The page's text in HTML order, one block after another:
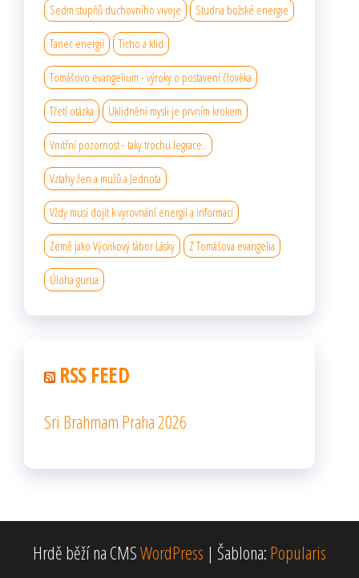
Sedm stupňů duchovního vıvoje Studna božské energie
Tanec energií Ticho a klid
Tomášovo evangelium - výroky o postavení člověka
Třetí otázka Uklidnění mysli je prvním krokem
Vnitřní pozornost - taky trochu legrace..
Vztahy žen a mužů a Jednota
Vždy musí dojít k vyrovnání energií a informací
Země jako Výcvikový tábor Lásky Z Tomášova evangelia
Úloha gurua
RSS FEED
Sri Brahmam Praha 2026
Hrdě běží na CMSWordPress | Šablona: Popularis